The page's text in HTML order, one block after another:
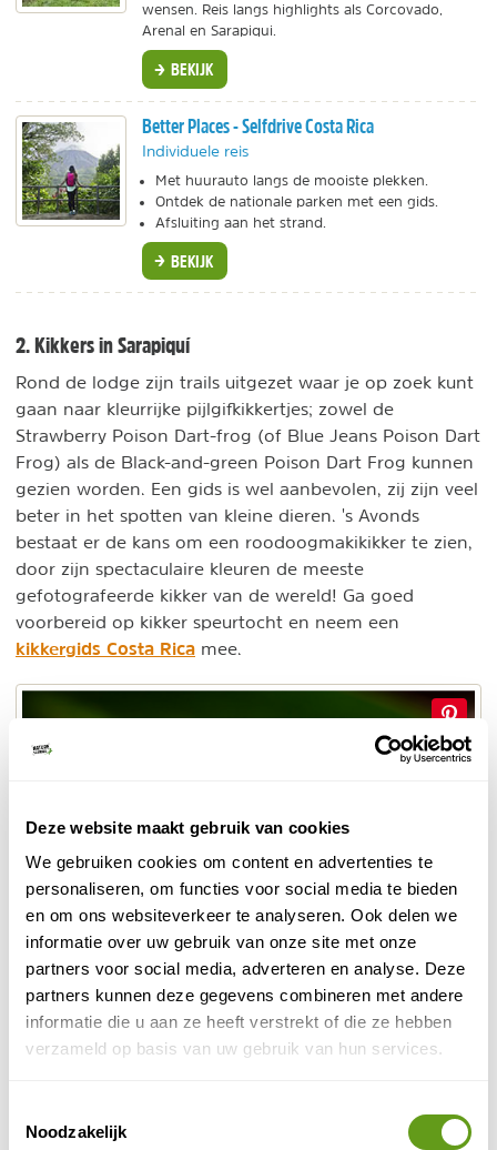
Deze website maakt gebruik van cookies
We gebruiken cookies om content en advertenties te
personaliseren, om functies voor social media te bieden
en om ons websiteverkeer te analyseren. Ook delen we
informatie over uw gebruik van onze site met onze
partners voor social media, adverteren en analyse. Deze
partners kunnen deze gegevens combineren met andere
informatie die u aan ze heeft verstrekt of die ze hebben
verzameld op basis van uw gebruik van hun services.
Noodzakelijk
wensen. Reis langs highlights als Corcovado,
Arenal en Sarapiqui.
BEKIJK
Better Places - Selfdrive Costa Rica
Individuele reis
Met huurauto langs de mooiste plekken.
Ontdek de nationale parken met een gids.
Afsluiting aan het strand.
BEKIJK
2. Kikkers in Sarapiquí
Rond de lodge zijn trails uitgezet waar je op zoek kunt
gaan naar kleurrijke pijlgifkikkertjes; zowel de
Strawberry Poison Dart-frog (of Blue Jeans Poison Dart
Frog) als de Black-and-green Poison Dart Frog kunnen
gezien worden. Een gids is wel aanbevolen, zij zijn veel
beter in het spotten van kleine dieren. 's Avonds
bestaat er de kans om een roodoogmakikikker te zien,
door zijn spectaculaire kleuren de meeste
gefotografeerde kikker van de wereld! Ga goed
voorbereid op kikker speurtocht en neem een
kikkergids Costa Rica mee.
Maar ook zoogdieren zijn goed vertegenwoordigd hier: